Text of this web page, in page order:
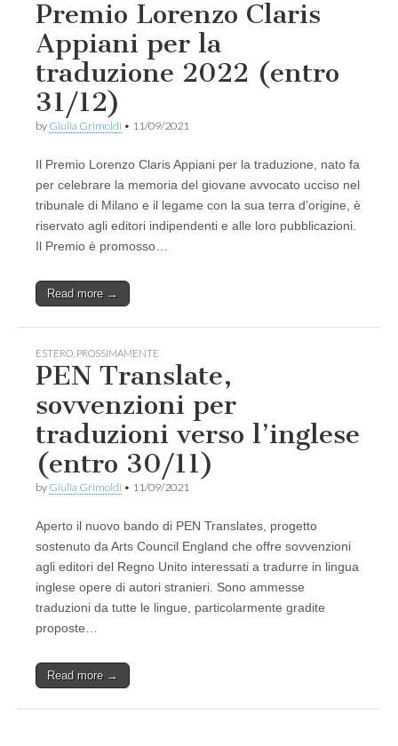
Premio Lorenzo Claris
Appiani per la
traduzione 2022 (entro
31/12)
by Giulia Grimoldi • 11/09/2021
Il Premio Lorenzo Claris Appiani per la traduzione, nato fa
per celebrare la memoria del giovane avvocato ucciso nel
tribunale di Milano e il legame con la sua terra d’origine, è
riservato agli editori indipendenti e alle loro pubblicazioni.
Il Premio è promosso…
Read more →
ESTERO PROSSIMAMENTE
PEN Translate,
sovvenzioni per
traduzioni verso l’inglese
(entro 30/11)
by Giulia Grimoldi • 11/09/2021
Aperto il nuovo bando di PEN Translates, progetto
sostenuto da Arts Council England che offre sovvenzioni
agli editori del Regno Unito interessati a tradurre in lingua
inglese opere di autori stranieri. Sono ammesse
traduzioni da tutte le lingue, particolarmente gradite
proposte…
Read more →